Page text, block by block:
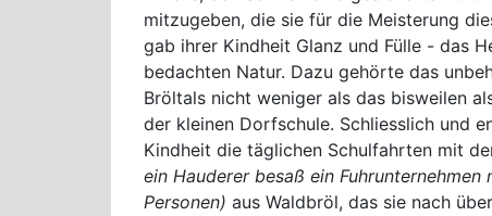
mitzugeben, die sie für die Meisterung
gab ihrer Kindheit Glanz und Fülle - das
bedachten Natur. Dazu gehörte das
Bröltals nicht weniger als das bisweilen
der kleinen Dorfschule. Schliesslich und
Kindheit die täglichen Schulfahrten mit
ein Hauderer besaß ein
Personen) aus Waldbröl, das sie nach